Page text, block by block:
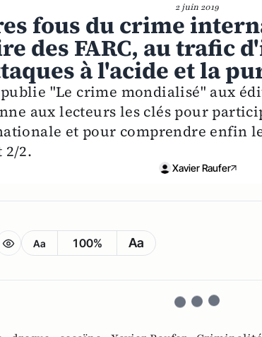
2 juin 2019
fous du crime
des FARC, au trafic
à l'acide et la
"Le crime mondialisé" aux
aux lecteurs les clés pour
et pour comprendre enfin
2/2.
Xavier Raufer
Aa 100% Aa